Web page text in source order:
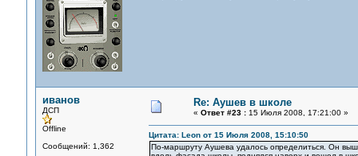
иванов
ДСП
Offline
Сообщений: 1,362
Re: Аушев в школе
« Ответ #23 :15 Июля 2008, 17:21:00 »
Цитата: Leon от 15 Июля 2008, 15:10:50
По-маршруту Аушева удалось определиться. Он